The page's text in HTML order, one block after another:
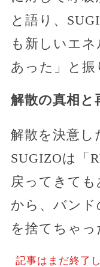
と語り、
も新しいエ
あった」と振
解散の真相と
解散を決意し
SUGIZOは「
戻ってきて
から、バンド
を捨てちゃっ
記事はまだ終了